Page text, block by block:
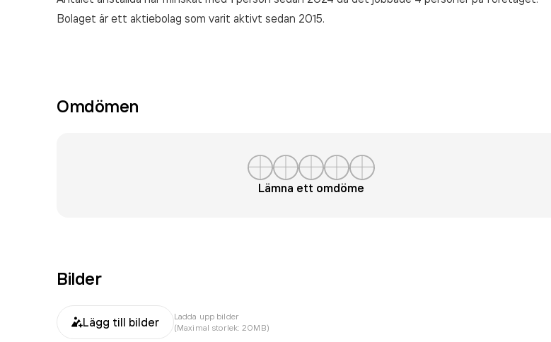
Bolaget är ett aktiebolag som varit aktivt sedan 2015.
Omdömen
Lämna ett omdöme
Bilder
Lägg till bilder
Ladda upp bilder
(Maximal storlek: 20MB)